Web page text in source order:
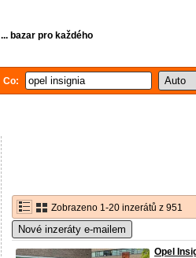
... bazar pro každého
Co:
Zobrazeno 1-20 inzerátů z 951
Nové inzeráty e-mailem
Opel